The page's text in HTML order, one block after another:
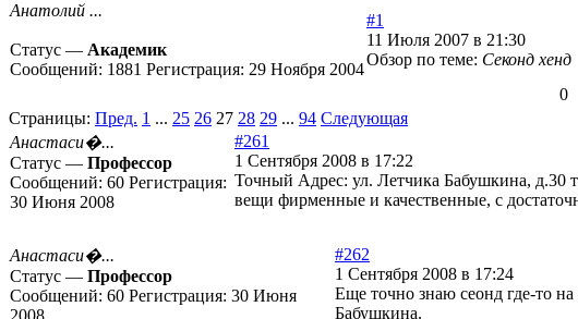
Анатолий ...
Статус — Академик
Сообщений: 1881 Регистрация: 29 Ноября 2004
#1
11 Июля 2007 в 21:30
Обзор по теме: Секонд хенд
0
Страницы: Пред. 1 ... 25 26 27 28 29 ... 94 Следующая
Анастаси�...
Статус — Профессор
Сообщений: 60 Регистрация:
30 Июня 2008
#261
1 Сентября 2008 в 17:22
Точный Адрес: ул. Летчика Бабушкина, д.30
вещи фирменные и качественные, с
Анастаси�...
Статус — Профессор
Сообщений: 60 Регистрация: 30 Июня
#262
1 Сентября 2008 в 17:24
Еще точно знаю сеонд где-то
Бабушкина.